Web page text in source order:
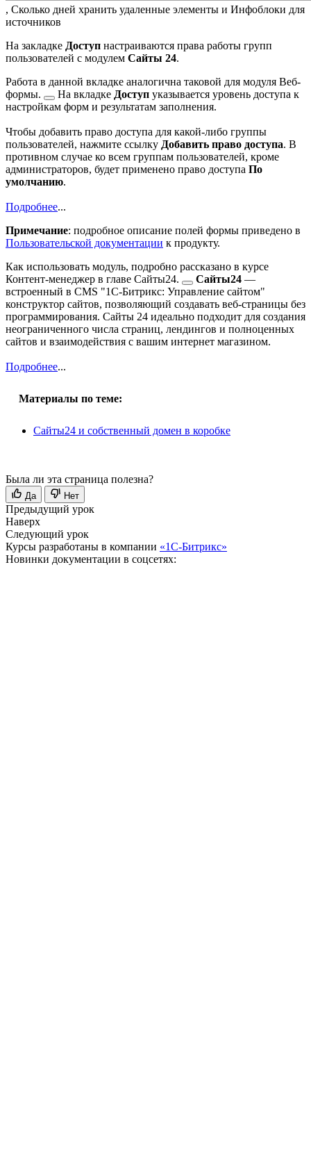
, Сколько дней хранить удаленные элементы и Инфоблоки для
источников
На закладке Доступ настраиваются права работы групп
пользователей с модулем Сайты 24.
Работа в данной вкладке аналогична таковой для модуля Веб-
формы.
На вкладке Доступ указывается уровень доступа к
настройкам форм и результатам заполнения.
Чтобы добавить право доступа для какой-либо группы
пользователей, нажмите ссылку Добавить право доступа. В
противном случае ко всем группам пользователей, кроме
администраторов, будет применено право доступа По
умолчанию.
Подробнее...
Примечание: подробное описание полей формы приведено в
Пользовательской документации к продукту.
Как использовать модуль, подробно рассказано в курсе
Контент-менеджер в главе Сайты24. Сайты24 —
встроенный в CMS "1С-Битрикс: Управление сайтом"
конструктор сайтов, позволяющий создавать веб-страницы без
программирования. Сайты 24 идеально подходит для создания
неограниченного числа страниц, лендингов и полноценных
сайтов и взаимодействия с вашим интернет магазином.
Подробнее...
Материалы по теме:
Сайты24 и собственный домен в коробке
Была ли эта страница полезна?
Да Нет
Предыдущий урок
Наверх
Следующий урок
Курсы разработаны в компании «1С-Битрикс»
Новинки документации в соцсетях: